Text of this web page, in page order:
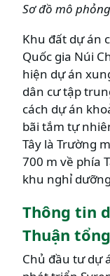
Sơ đồ mô
Khu đất dự án
Quốc gia Núi
hiện dự án
dân cư tập
cách dự án
bãi tắm tự
Tây là Trường
700 m về phía
khu nghỉ
Thông tin
Thuận
Chủ đầu tư dự